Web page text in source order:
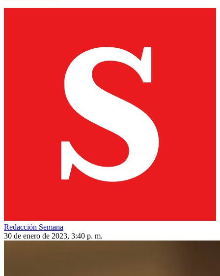
Redacción Semana
30 de enero de 2023, 3:40 p. m.